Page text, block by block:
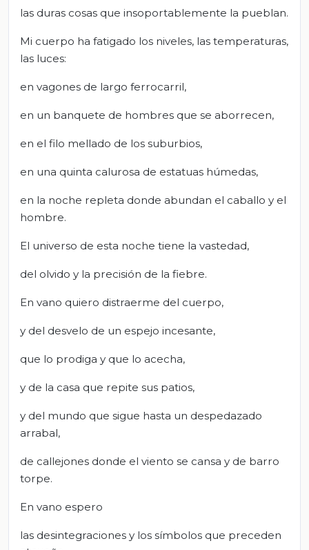
las duras cosas que insoportablemente la pueblan.
Mi cuerpo ha fatigado los niveles, las temperaturas,
las luces:
en vagones de largo ferrocarril,
en un banquete de hombres que se aborrecen,
en el filo mellado de los suburbios,
en una quinta calurosa de estatuas húmedas,
en la noche repleta donde abundan el caballo y el
hombre.
El universo de esta noche tiene la vastedad,
del olvido y la precisión de la fiebre.
En vano quiero distraerme del cuerpo,
y del desvelo de un espejo incesante,
que lo prodiga y que lo acecha,
y de la casa que repite sus patios,
y del mundo que sigue hasta un despedazado
arrabal,
de callejones donde el viento se cansa y de barro
torpe.
En vano espero
las desintegraciones y los símbolos que preceden